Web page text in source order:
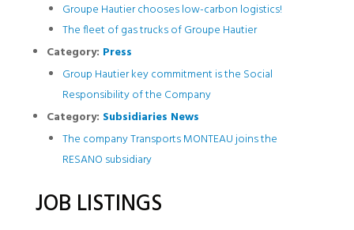
Groupe Hautier chooses low-carbon logistics!
The fleet of gas trucks of Groupe Hautier
Category: Press
Group Hautier key commitment is the Social
Responsibility of the Company
Category: Subsidiaries News
The company Transports MONTEAU joins the
RESANO subsidiary
JOB LISTINGS